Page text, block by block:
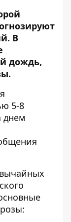
В
дождь,
5-8
днем